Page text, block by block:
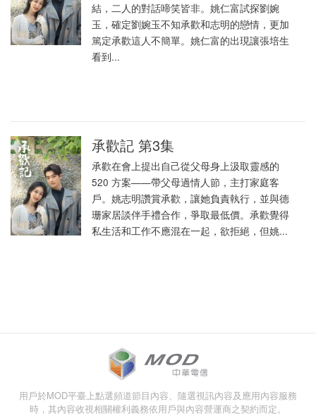
結，二人的對話啼笑皆非。姚仁富試探劉婉
玉，確定劉婉玉不知承歡和志明的戀情，更加
篤定承歡這人不簡單。姚仁富的出現讓張培生
看到...
承歡記 第3集
承歡在會上提出自己從父母身上汲取靈感的
520 方案——帶父母過情人節，主打家庭客
戶。姚志明讚賞承歡，讓她負責執行，並與德
珊家居談伴手禮合作，爭取最低價。承歡覺得
私生活和工作不應混在一起，欲拒絕，但姚...
用戶於MOD平臺上點選頻道節目內容、隨選視訊內容及應用內容服務
時，其內容收視相關權利義務依用戶與內容營運商之契約而定。